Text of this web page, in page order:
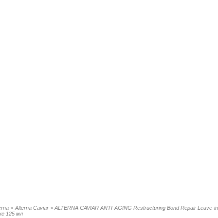
> Alterna Caviar > ALTERNA CAVIAR ANTI-AGING Restructuring Bond Repair Leave-
125 мл